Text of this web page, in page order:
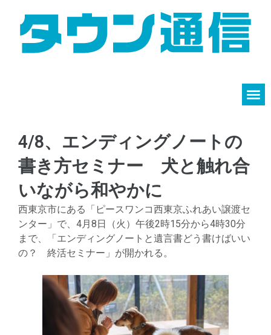
4/8、エンディングノートの
書き方セミナー 犬と触れ合
いながら和やかに
西東京市にある「ピースワンコ西東京ふれあい譲渡セ
ンター」で、4月8日（火）午後2時15分から4時30分
まで、「エンディングノートと遺言書どう書けばいい
の？ 終活セミナー」が開かれる。